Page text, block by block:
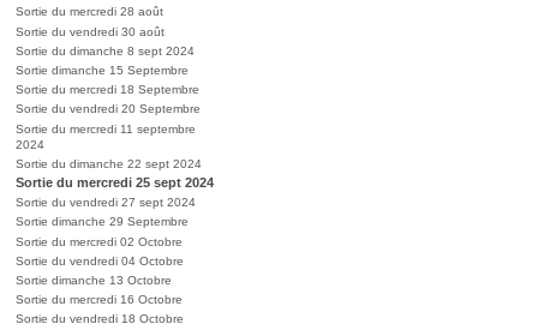
Sortie du mercredi 28 août
Sortie du vendredi 30 août
Sortie du dimanche 8 sept 2024
Sortie dimanche 15 Septembre
Sortie du mercredi 18 Septembre
Sortie du vendredi 20 Septembre
Sortie du mercredi 11 septembre
2024
Sortie du dimanche 22 sept 2024
Sortie du mercredi 25 sept 2024
Sortie du vendredi 27 sept 2024
Sortie dimanche 29 Septembre
Sortie du mercredi 02 Octobre
Sortie du vendredi 04 Octobre
Sortie dimanche 13 Octobre
Sortie du mercredi 16 Octobre
Sortie du vendredi 18 Octobre